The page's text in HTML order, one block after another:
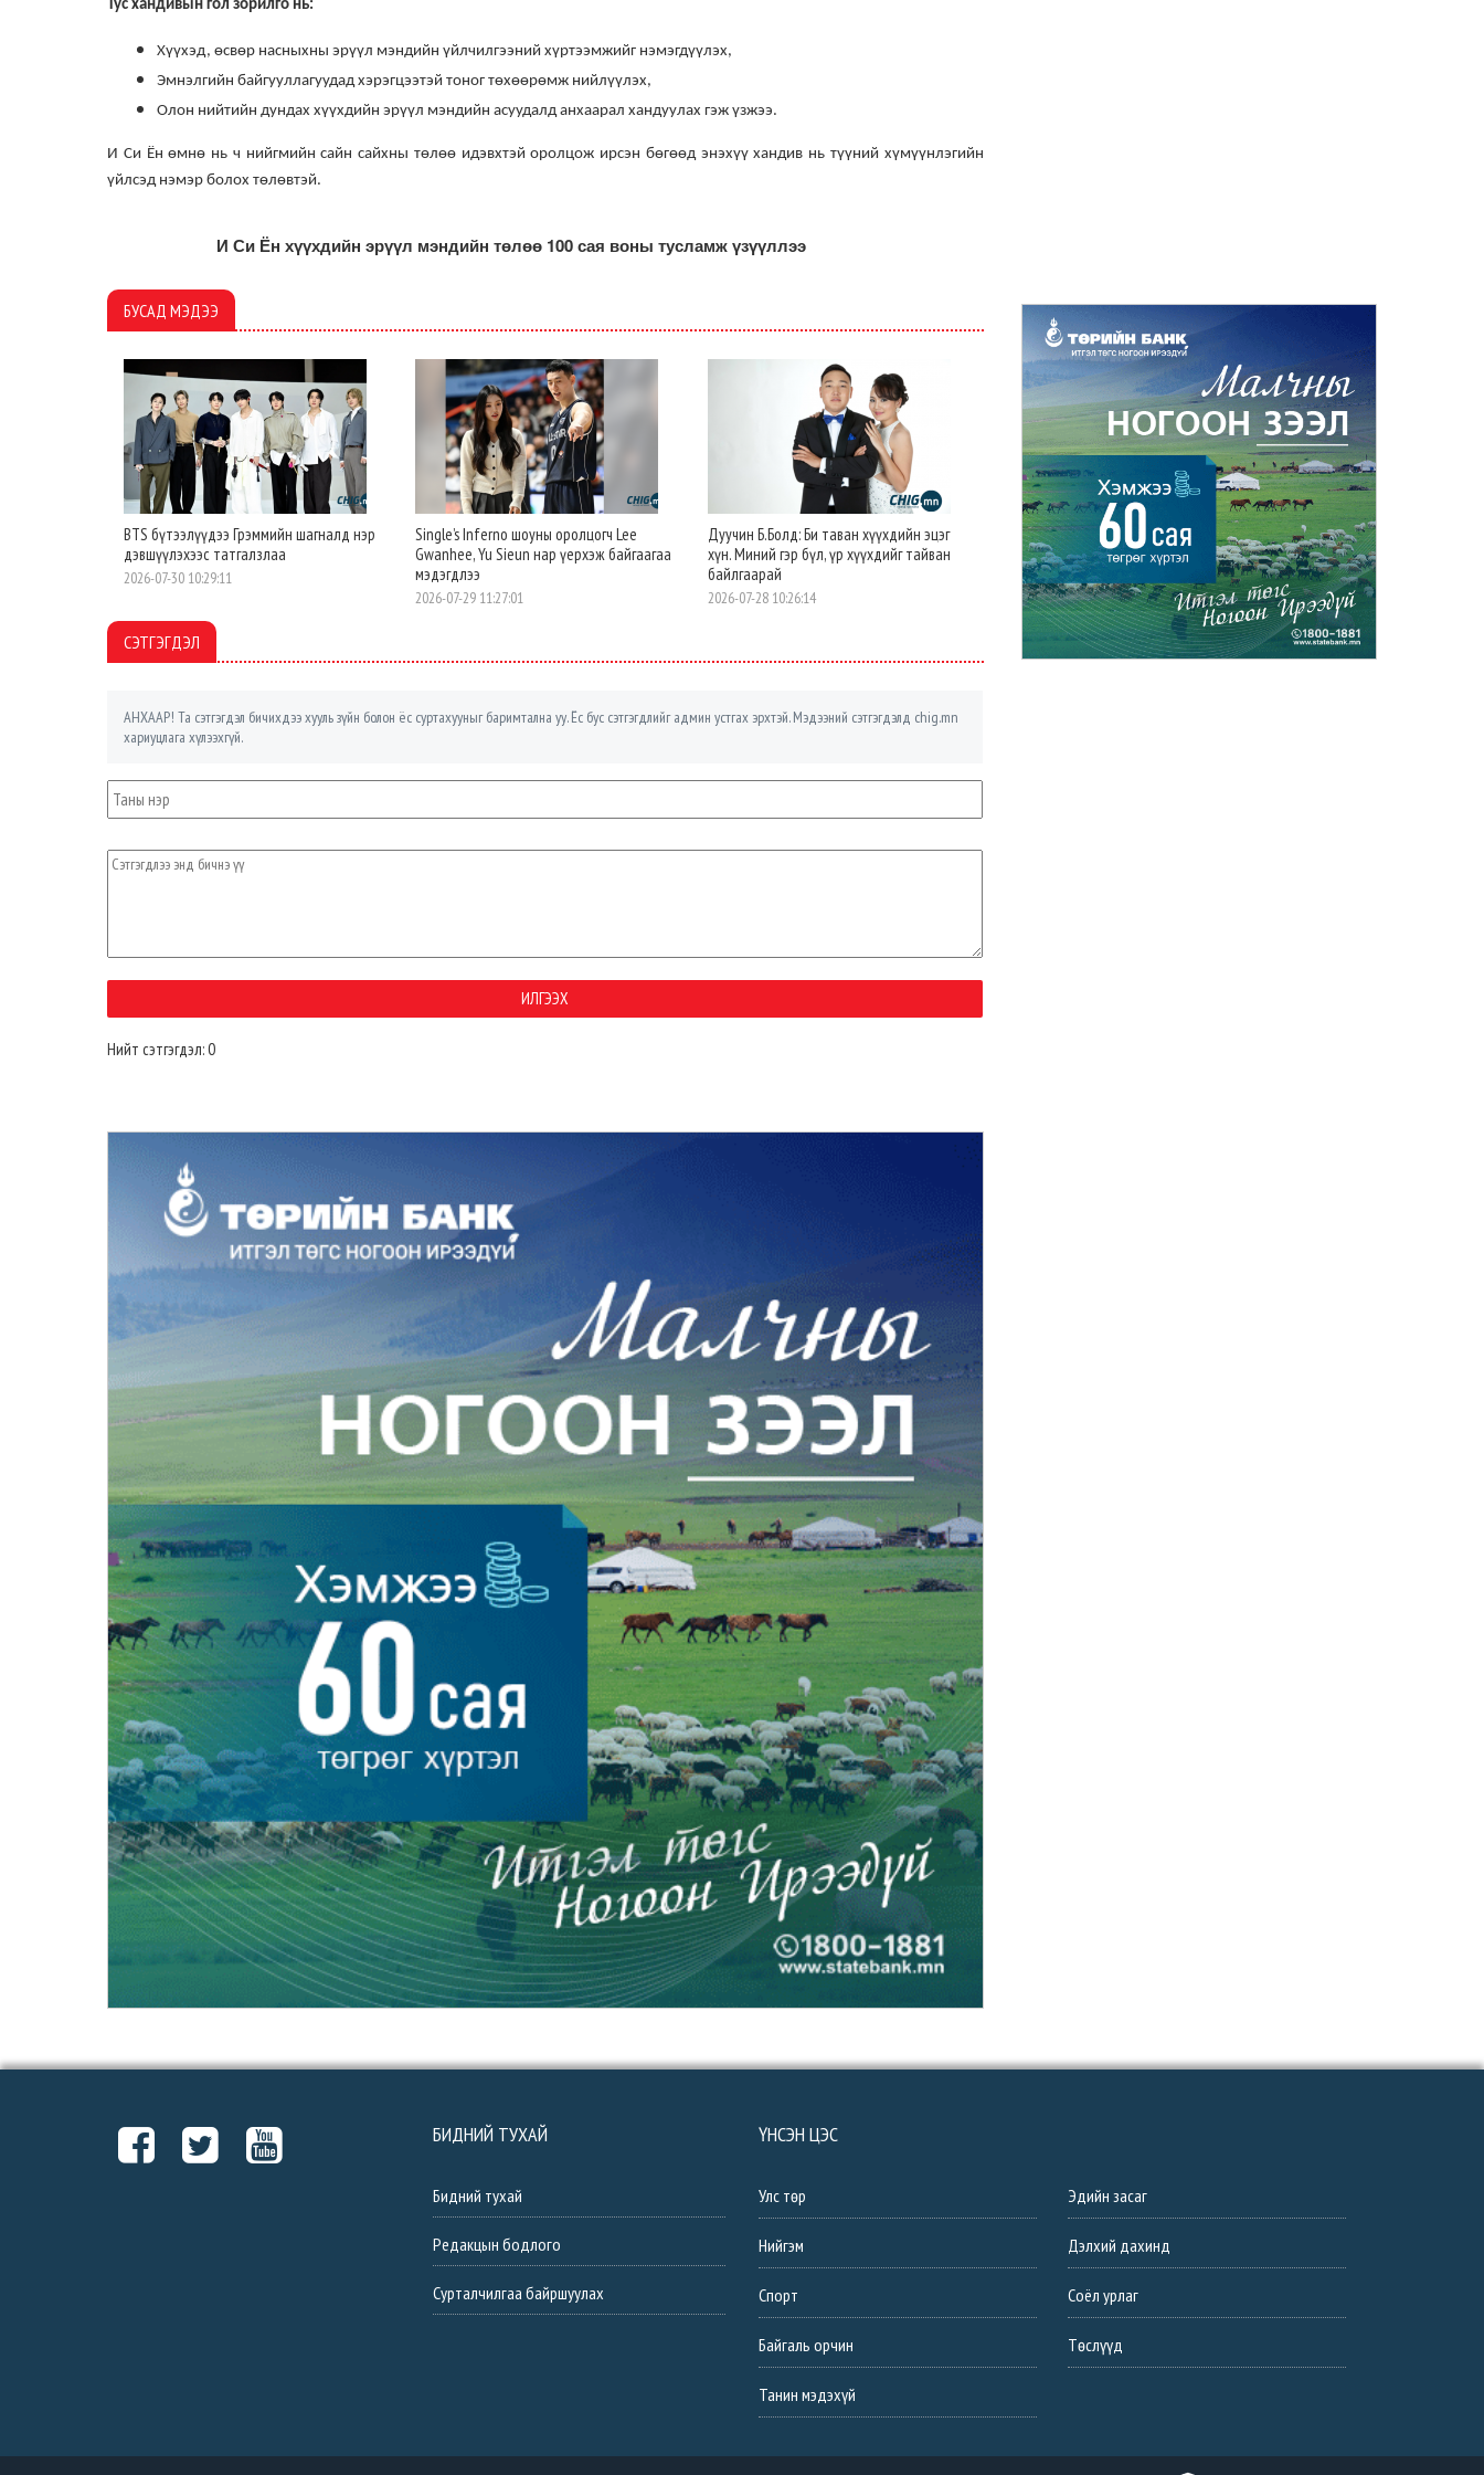
Тус хандивын гол зорилго нь:
Хүүхэд, өсвөр насныхны эрүүл мэндийн үйлчилгээний хүртээмжийг нэмэгдүүлэх,
Эмнэлгийн байгууллагуудад хэрэгцээтэй тоног төхөөрөмж нийлүүлэх,
Олон нийтийн дундах хүүхдийн эрүүл мэндийн асуудалд анхаарал хандуулах гэж үзжээ.
И Си Ён өмнө нь ч нийгмийн сайн сайхны төлөө идэвхтэй оролцож ирсэн бөгөөд энэхүү хандив нь түүний хүмүүнлэгийн
үйлсэд нэмэр болох төлөвтэй.
И Си Ён хүүхдийн эрүүл мэндийн төлөө 100 сая воны тусламж үзүүллээ
БУСАД МЭДЭЭ
BTS бүтээлүүдээ Грэммийн шагналд нэр
дэвшүүлэхээс татгалзлаа
2026-07-30 10:29:11
Single’s Inferno шоуны оролцогч Lee
Gwanhee, Yu Sieun нар үерхэж байгаагаа
мэдэгдлээ
2026-07-29 11:27:01
Дуучин Б.Болд: Би таван хүүхдийн эцэг
хүн. Миний гэр бүл, үр хүүхдийг тайван
байлгаарай
2026-07-28 10:26:14
СЭТГЭГДЭЛ
АНХААР! Та сэтгэгдэл бичихдээ хууль зүйн болон ёс суртахууныг баримтална уу. Ёс бус сэтгэгдлийг админ устгах эрхтэй. Мэдээний сэтгэгдэлд chig.mn
хариуцлага хүлээхгүй.
Нийт сэтгэгдэл: 0
БИДНИЙ ТУХАЙ
Бидний тухай
Редакцын бодлого
Сурталчилгаа байршуулах
ҮНСЭН ЦЭС
Улс төр Эдийн засаг
Нийгэм Дэлхий дахинд
Спорт Соёл урлаг
Байгаль орчин Төслүүд
Танин мэдэхүй